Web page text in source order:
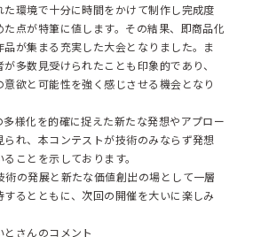
環境で十分に時間をかけて制作し完成度
点が特筆に値します。その結果、即商品化
が集まる充実した大会となりました。ま
多数見受けられたことも印象的であり、
欲と可能性を強く感じさせる機会となり
様化を的確に捉えた新たな発想やアプロー
れ、本コンテストが技術のみならず発想
ことを示しております。
の発展と新たな価値創出の場として一層
るとともに、次回の開催を大いに楽しみ
さんのコメント